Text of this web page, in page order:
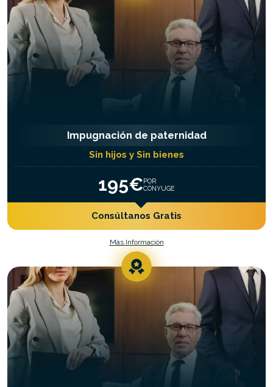
Impugnación de paternidad
Sin hijos y Sin bienes
195€POR
CÓNYUGE
Consúltanos Gratis
Más Información